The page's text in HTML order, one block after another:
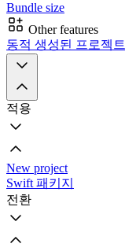
Bundle size
Other features
동적 생성된 프로젝트
적용
New project
Swift 패키지
전환